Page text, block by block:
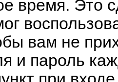
время. Это
вам не
и пароль